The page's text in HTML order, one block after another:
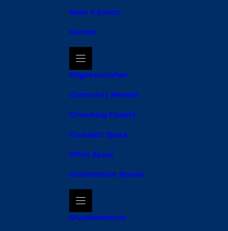
News & Events
Kontakt
Mitgliedschaften
Community Member
Coworking Fixdesk
Founders’ Space
Office Space
Collaboration Spaces
Gründerzentrum